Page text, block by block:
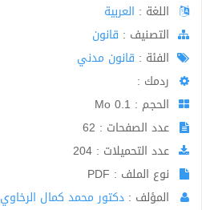
اللغة : العربية
اﻟﺘﺼﻨﻴﻒ : قانون
الفئة : قانون مدني
ردمك :
الحجم : 0.1 Mo
عدد الصفحات : 62
عدد التحميلات : 204
نوع الملف : PDF
المؤلف : دكتور محمد كمال الرخاوي